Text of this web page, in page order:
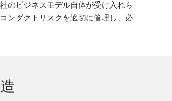
のビジネスモデル自体が受け入れら
ンダクトリスクを適切に管理し、必